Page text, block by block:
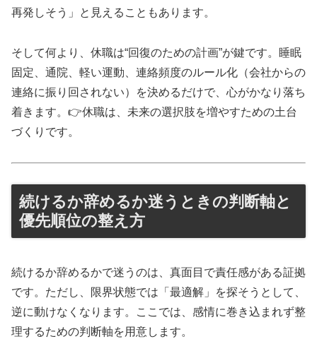
再発しそう」と見えることもあります。
そして何より、休職は“回復のための計画”が鍵です。睡眠
固定、通院、軽い運動、連絡頻度のルール化（会社からの
連絡に振り回されない）を決めるだけで、心がかなり落ち
着きます。👉休職は、未来の選択肢を増やすための土台
づくりです。
続けるか辞めるか迷うときの判断軸と
優先順位の整え方
続けるか辞めるかで迷うのは、真面目で責任感がある証拠
です。ただし、限界状態では「最適解」を探そうとして、
逆に動けなくなります。ここでは、感情に巻き込まれず整
理するための判断軸を用意します。